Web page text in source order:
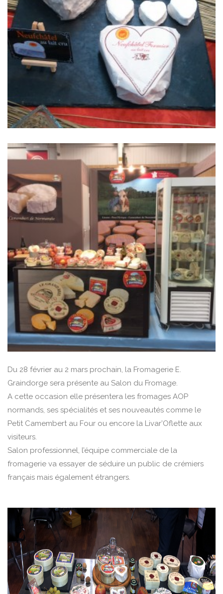
Du 28 février au 2 mars prochain, la Fromagerie E.
Graindorge sera présente au Salon du Fromage.
A cette occasion elle présentera les fromages AOP
normands, ses spécialités et ses nouveautés comme le
Petit Camembert au Four ou encore la Livar’Oflette aux
visiteurs.
Salon professionnel, l’équipe commerciale de la
fromagerie va essayer de séduire un public de crémiers
français mais également étrangers.